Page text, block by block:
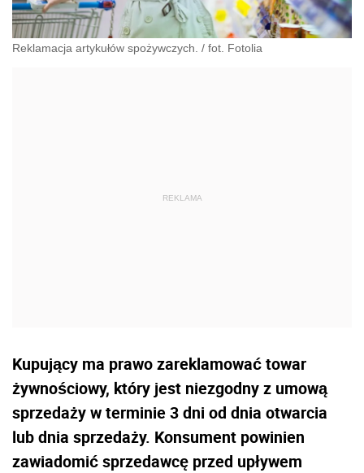
Reklamacja artykułów spożywczych. / fot. Fotolia
Kupujący ma prawo zareklamować towar
żywnościowy, który jest niezgodny z umową
sprzedaży w terminie 3 dni od dnia otwarcia
lub dnia sprzedaży. Konsument powinien
zawiadomić sprzedawcę przed upływem